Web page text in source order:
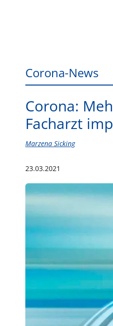
Corona-News
Corona:
Facharzt
Marzena Sicking
23.03.2021